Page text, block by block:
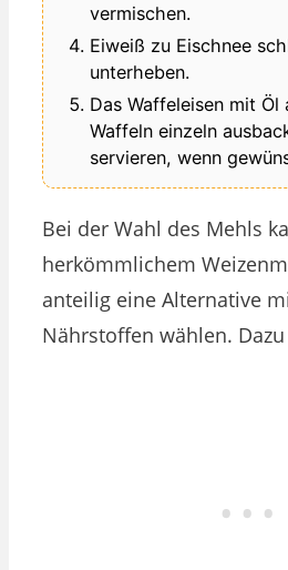
vermischen.
Eiweiß zu Eischnee
unterheben.
Das Waffeleisen mit Öl
Waffeln einzeln
servieren, wenn
Bei der Wahl des Mehls
herkömmlichem
anteilig eine Alternative
Nährstoffen wählen.